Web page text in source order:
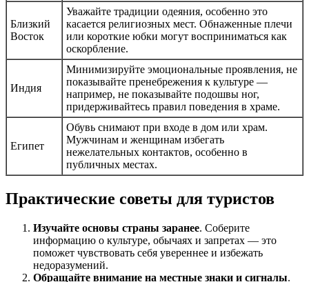
Близкий
Восток
Уважайте традиции одеяния, особенно это
касается религиозных мест. Обнаженные плечи
или короткие юбки могут восприниматься как
оскорбление.
Индия
Минимизируйте эмоциональные проявления, не
показывайте пренебрежения к культуре —
например, не показывайте подошвы ног,
придерживайтесь правил поведения в храме.
Египет
Обувь снимают при входе в дом или храм.
Мужчинам и женщинам избегать
нежелательных контактов, особенно в
публичных местах.
Практические советы для туристов
Изучайте основы страны заранее. Соберите
информацию о культуре, обычаях и запретах — это
поможет чувствовать себя увереннее и избежать
недоразумений.
Обращайте внимание на местные знаки и сигналы.